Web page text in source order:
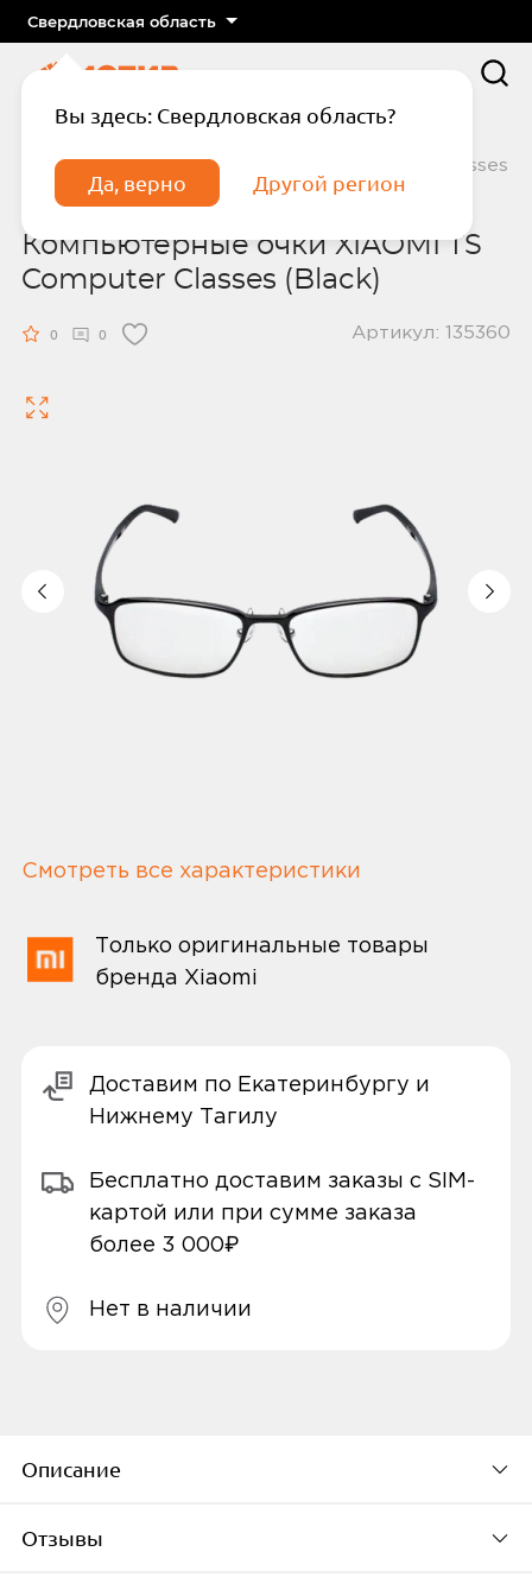
Свердловская область
Вы здесь: Свердловская область?
Да, верно Другой регион
Компьютерные очки XIAOMI TS Computer Classes
(Black)
Компьютерные очки XIAOMI TS
Computer Classes (Black)
0 0 Артикул: 135360
Смотреть все характеристики
Только оригинальные товары
бренда Xiaomi
Доставим по Екатеринбургу и
Нижнему Тагилу
Бесплатно доставим заказы с SIM-
картой или при сумме заказа
более 3 000₽
Нет в наличии
Описание
Xiaomi TS Computer Glasses
Отзывы